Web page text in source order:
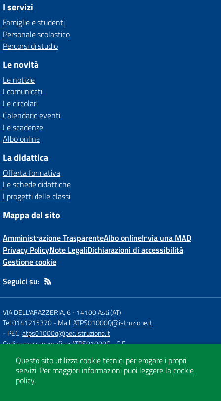
I servizi
Famiglie e studenti
Personale scolastico
Percorsi di studio
Le novità
Le notizie
I comunicati
Le circolari
Calendario eventi
Le scadenze
Albo online
La didattica
Offerta formativa
Le schede didattiche
I progetti delle classi
Mappa del sito
Amministrazione TrasparenteAlbo onlineInvia una MAD
Privacy PolicyNote LegaliDichiarazioni di accessibilità
Gestione cookie
Seguici su:
VIA DELL'ARAZZERIA, 6-14100 Asti (AT)
Tel 0141215370- Mail:ATPS01000Q@istruzione.it
- PEC:atps01000q@pec.istruzione.it
Codice meccanografico: ATPS01000Q- C.F.
Concept & Design by
Designers Italia
Questo sito utilizza cookie tecnici per erogare i propri
servizi. Per maggiori informazioni puoi leggere lacookie
policy.